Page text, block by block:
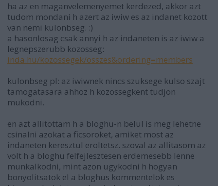
ha az en maganvelemenyemet kerdezed, akkor azt
tudom mondani h azert az iwiw es az indanet kozott
van nemi kulonbseg. :)
a hasonlosag csak annyi h az indaneten is az iwiw a
legnepszerubb kozosseg:
inda.hu/kozossegek/osszes&ordering=members
kulonbseg pl: az iwiwnek nincs szuksege kulso szajt
tamogatasara ahhoz h kozossegkent tudjon
mukodni.
en azt allitottam h a bloghu-n belul is meg lehetne
csinalni azokat a ficsoroket, amiket most az
indaneten keresztul eroltetsz. szoval az allitasom az
volt h a bloghu felfejlesztesen erdemesebb lenne
munkalkodni, mint azon ugykodni h hogyan
bonyolitsatok el a bloghus kommentelok es